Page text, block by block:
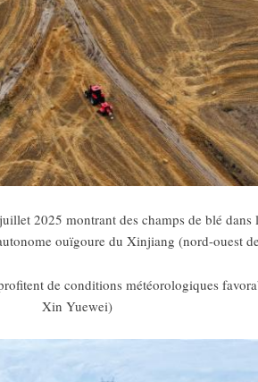
2025 montrant des champs de blé
ouïgoure du Xinjiang (nord-ouest
de conditions météorologiques
Xin Yuewei)